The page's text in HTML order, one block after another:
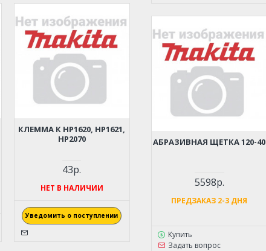
КЛЕММА К HP1620, HP1621,
HP2070
43р.
НЕТ В НАЛИЧИИ
Уведомить о поступлении
АБРАЗИВНАЯ ЩЕТКА 120-40
5598р.
ПРЕДЗАКАЗ 2-3 ДНЯ
Купить
Задать вопрос